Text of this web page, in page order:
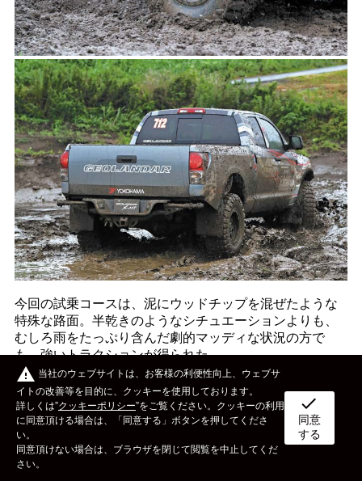
今回の試乗コースは、泥にウッドチップを混ぜたような
特殊な路面。半乾きのようなシチュエーションよりも、
むしろ雨をたっぷり含んだ劇的マッディな状況の方で
も、強いトラクションが得られた。
GEOLANDAR M/T NEWS
過酷なAXCRに挑んで耐久性と走破性を証明！
Challenge the AXCR2018
ボディタイプ メーカー カスタム&メンテナンス
warning 当社のウェブサイトは、お客様の利便性向上、ウェブサ
イトの改善等を目的に、クッキーを使用しております。
詳しくは”クッキーポリシー”をご覧ください。クッキーの利用
に同意頂ける場合は、「同意する」ボタンを押してくださ
い。
同意頂けない場合は、ブラウザを閉じて閲覧を中止してくだ
さい。
check
同意
する